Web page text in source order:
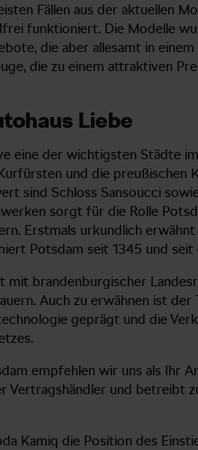
Fällen aus der aktuellen
funktioniert. Die Modelle
die aber allesamt in
die zu einem attraktiven
Liebe
eine der wichtigsten Städte
und die
sind Schloss Sansoucci
sorgt für die Rolle
Erstmals urkundlich
Potsdam seit 1345 und
brandenburgischer
Auch zu erwähnen ist
geprägt und die
empfehlen wir uns als
und betreibt
Kamiq die Position des